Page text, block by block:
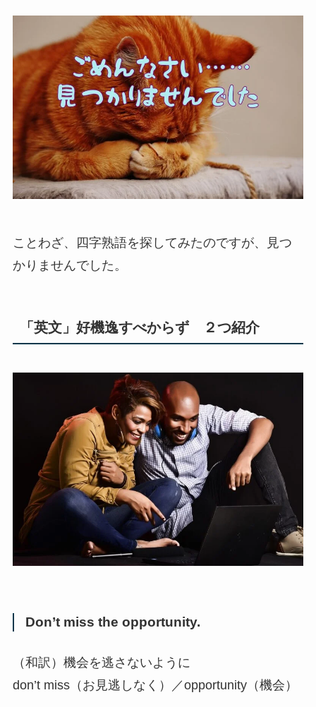
ことわざ、四字熟語を探してみたのですが、見つ
かりませんでした。
「英文」好機逸すべからず ２つ紹介
Don’t miss the opportunity.
（和訳）機会を逃さないように
don’t miss（お見逃しなく）／opportunity（機会）